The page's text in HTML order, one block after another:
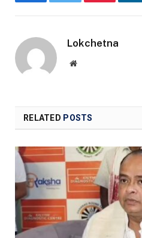
Lokchetna
Website
RELATED POSTS